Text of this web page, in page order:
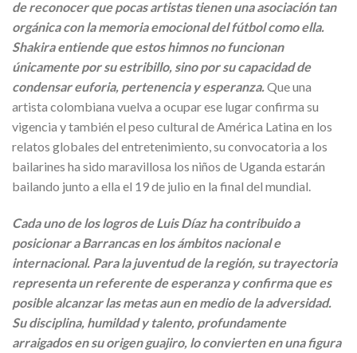
de reconocer que pocas artistas tienen una asociación tan
orgánica con la memoria emocional del fútbol como ella.
Shakira entiende que estos himnos no funcionan
únicamente por su estribillo, sino por su capacidad de
condensar euforia, pertenencia y esperanza.Que una
artista colombiana vuelva a ocupar ese lugar confirma su
vigencia y también el peso cultural de América Latina en los
relatos globales del entretenimiento, su convocatoria a los
bailarines ha sido maravillosa los niños de Uganda estarán
bailando junto a ella el 19 de julio en la final del mundial.
Cada uno de los logros de Luis Díaz ha contribuido a
posicionar a Barrancas en los ámbitos nacional e
internacional. Para la juventud de la región, su trayectoria
representa un referente de esperanza y confirma que es
posible alcanzar las metas aun en medio de la adversidad.
Su disciplina, humildad y talento, profundamente
arraigados en su origen guajiro, lo convierten en una figura